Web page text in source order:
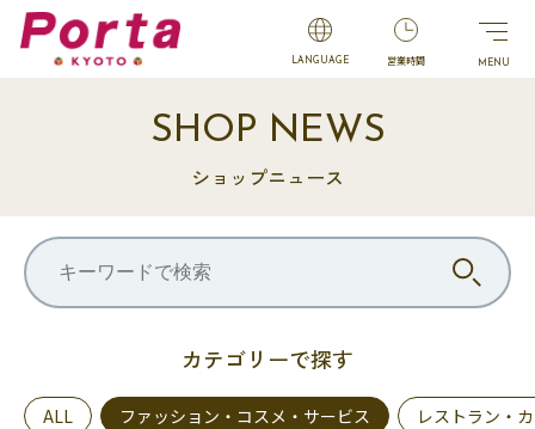
LANGUAGE 営業時間
SHOP NEWS
ショップニュース
カテゴリーで探す
ALL ファッション・コスメ・サービス レストラン・